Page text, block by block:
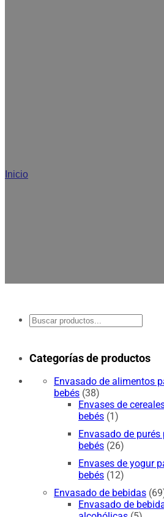
Inicio
Como fabricante profesional al
para diversos productos.
ampliamente
Buscar
en
Categorías de productos
Envasado de alimentos
bebés (38)
Envases de
bebés (1)
Envasado de purés
bebés (26)
Envases de yogur
bebés (12)
Envasado de bebidas
Envasado de